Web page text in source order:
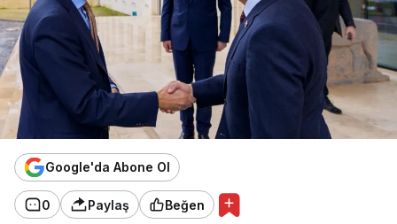
Google'da Abone Ol
0 Paylaş Beğen